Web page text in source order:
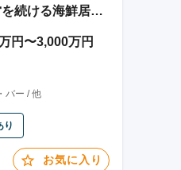
続ける海鮮居酒
円〜3,000万円
バー / 他
り
お気に入り